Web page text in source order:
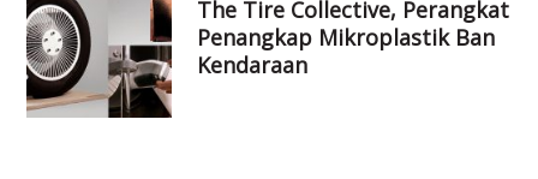
The Tire Collective, Perangkat
Penangkap Mikroplastik Ban
Kendaraan